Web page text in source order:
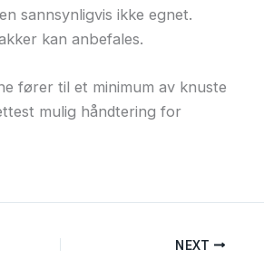
sannsynligvis ikke egnet.
kan anbefales.
fører til et minimum av knuste
mulig håndtering for
NEXT